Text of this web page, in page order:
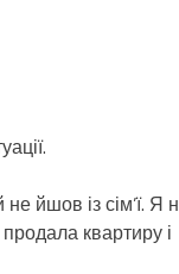
йшов із сім’ї. Я
квартиру і